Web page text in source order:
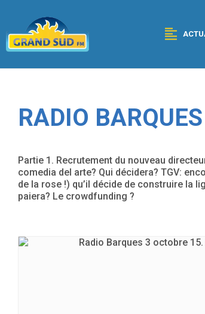
RADIO
Partie 1. Recrutement du nouveau
comedia del arte? Qui décidera? TGV:
de la rose !) qu’il décide de construire la
paiera? Le crowdfunding ?